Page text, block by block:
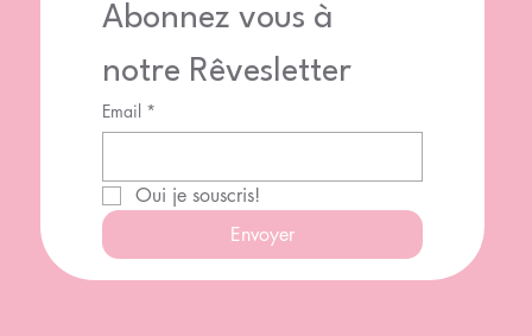
Abonnez vous à
notre Rêvesletter
Email *
Oui je souscris!
Envoyer